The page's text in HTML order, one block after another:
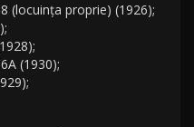
(locuinţa proprie) (1926);
(1930);